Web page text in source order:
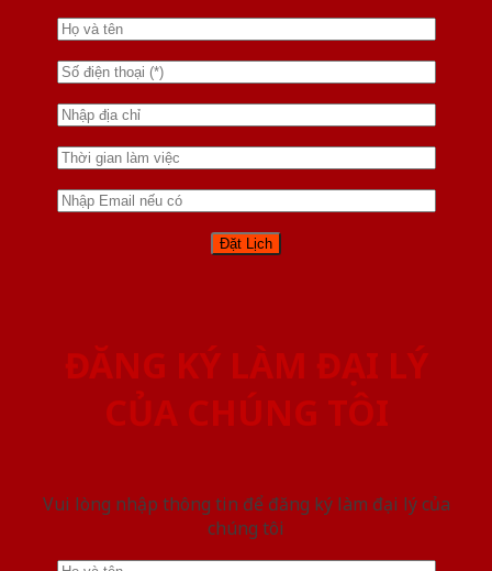
ĐĂNG KÝ LÀM ĐẠI LÝ
CỦA CHÚNG TÔI
Vui lòng nhập thông tin để đăng ký làm đại lý của
chúng tôi